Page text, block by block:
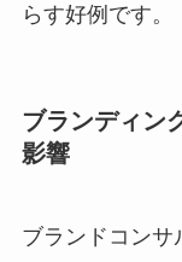
らす好例です。
ブランディン
影響
ブランドコンサ